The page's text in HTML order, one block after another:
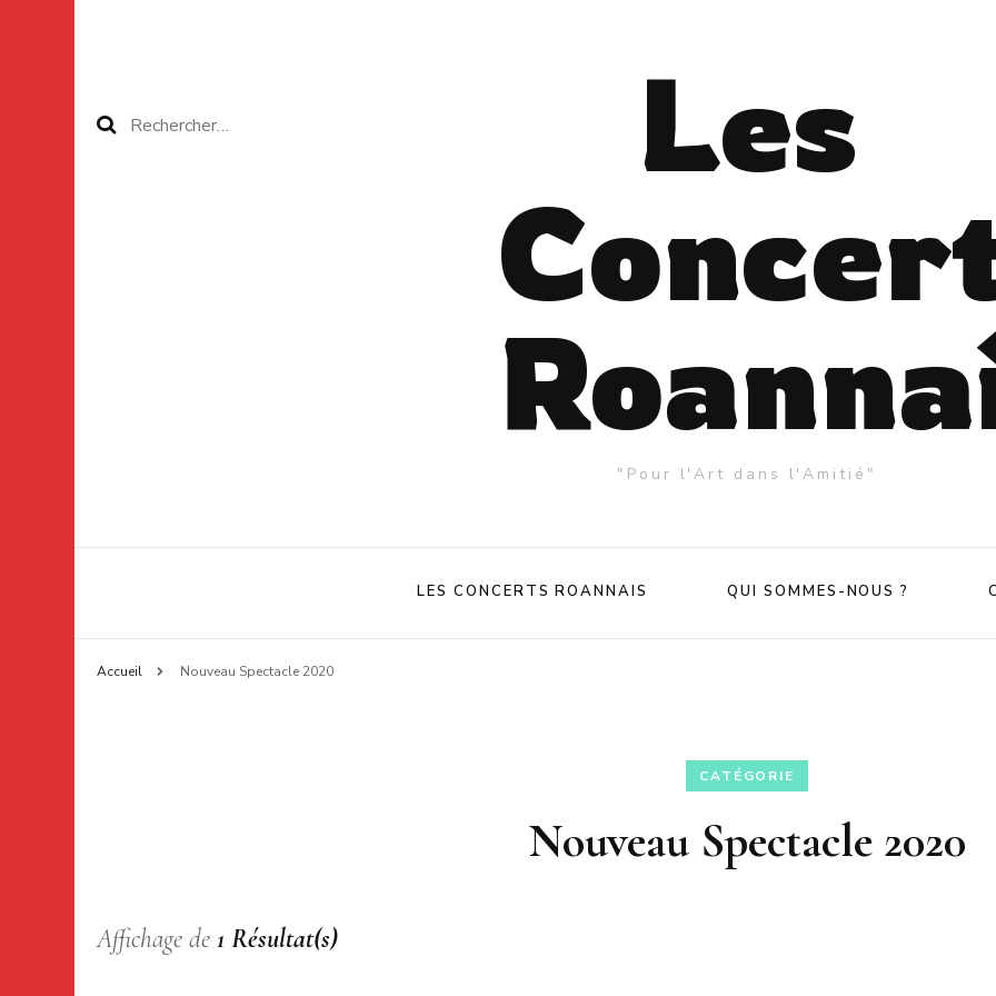
Rechercher :
Les
"Pour l'Art dans l'Amitié"
LES CONCERTS ROANNAIS QUI SOMMES-NOUS ?
Accueil Nouveau Spectacle 2020
CATÉGORIE
Nouveau Spectacle 2020
Affichage de 1 Résultat(s)